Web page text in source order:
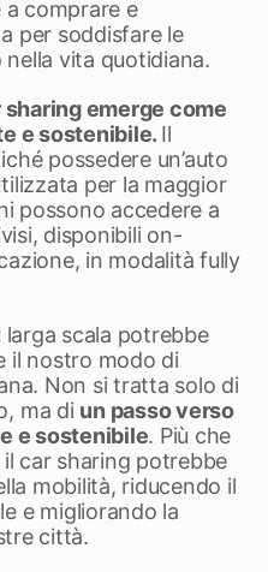
comprare e
per soddisfare le
vita quotidiana.
sharing emerge come
e sostenibile. Il
possedere un’auto
per la maggior
possono accedere a
disponibili on-
in modalità fully
scala potrebbe
il nostro modo di
Non si tratta solo di
ma di un passo verso
e sostenibile. Più che
car sharing potrebbe
mobilità, riducendo il
e migliorando la
città.